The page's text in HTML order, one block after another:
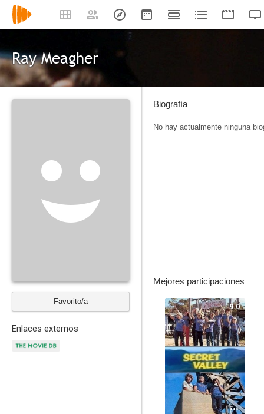
Ray Meagher
Favorito/a
Enlaces externos
Biografía
No hay actualmente ninguna
Mejores participaciones
9.0